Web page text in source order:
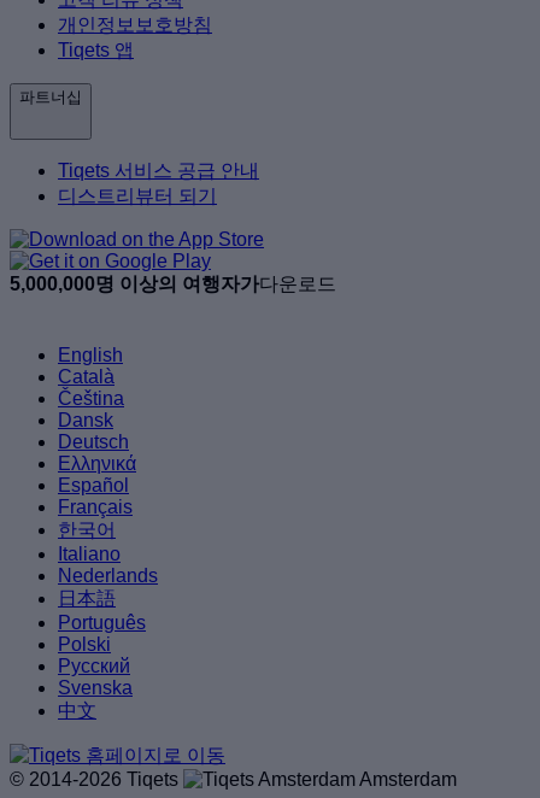
개인정보보호방침
Tiqets 앱
파트너십
Tiqets 서비스 공급 안내
디스트리뷰터 되기
5,000,000명 이상의 여행자가다운로드
English
Català
Čeština
Dansk
Deutsch
Ελληνικά
Español
Français
한국어
Italiano
Nederlands
日本語
Português
Polski
Русский
Svenska
中文
© 2014-2026 Tiqets
Amsterdam